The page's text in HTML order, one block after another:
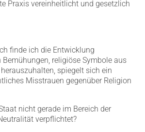
Praxis vereinheitlicht und gesetzlich
finde ich die Entwicklung
Bemühungen, religiöse Symbole aus
spiegelt sich ein
Misstrauen gegenüber Religion
nicht gerade im Bereich der
verpflichtet?